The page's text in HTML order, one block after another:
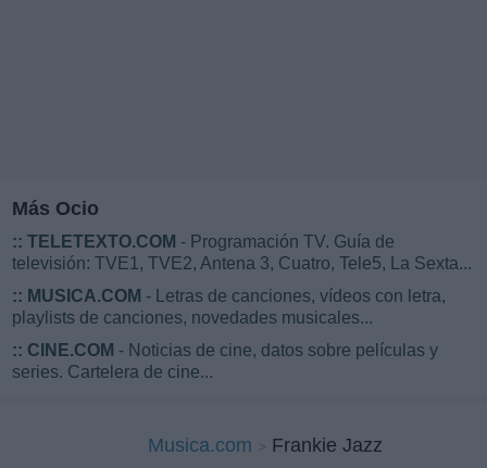
Más Ocio
:: TELETEXTO.COM - Programación TV. Guía de
televisión: TVE1, TVE2, Antena 3, Cuatro, Tele5, La Sexta...
:: MUSICA.COM - Letras de canciones, vídeos con letra,
playlists de canciones, novedades musicales...
:: CINE.COM - Noticias de cine, datos sobre películas y
series. Cartelera de cine...
Musica.com Frankie Jazz